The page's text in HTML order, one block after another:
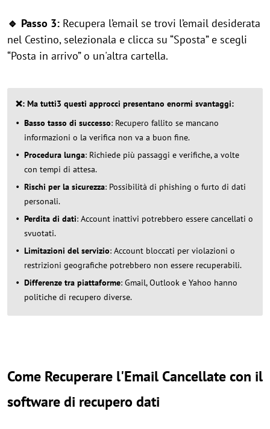
🔹 Passo 3: Recupera l’email se trovi l’email desiderata
nel Cestino, selezionala e clicca su “Sposta” e scegli
“Posta in arrivo” o un'altra cartella.
❌: Ma tutti3 questi approcci presentano enormi svantaggi:
Basso tasso di successo: Recupero fallito se mancano
informazioni o la verifica non va a buon fine.
Procedura lunga: Richiede più passaggi e verifiche, a volte
con tempi di attesa.
Rischi per la sicurezza: Possibilità di phishing o furto di dati
personali.
Perdita di dati: Account inattivi potrebbero essere cancellati o
svuotati.
Limitazioni del servizio: Account bloccati per violazioni o
restrizioni geografiche potrebbero non essere recuperabili.
Differenze tra piattaforme: Gmail, Outlook e Yahoo hanno
politiche di recupero diverse.
Come Recuperare l'Email Cancellate con il
software di recupero dati